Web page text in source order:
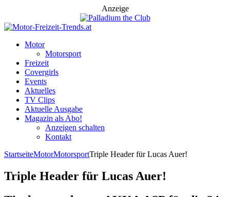
Anzeige
Motor
Motorsport
Freizeit
Covergirls
Events
Aktuelles
TV Clips
Aktuelle Ausgabe
Magazin als Abo!
Anzeigen schalten
Kontakt
StartseiteMotorMotorsportTriple Header für Lucas Auer!
Triple Header für Lucas Auer!